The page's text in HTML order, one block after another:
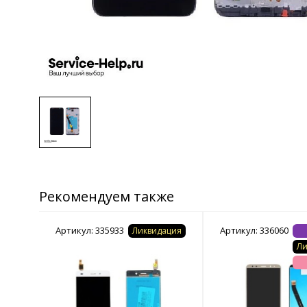
Рекомендуем также
Артикул: 335933 Ликвидация Артикул: 336060